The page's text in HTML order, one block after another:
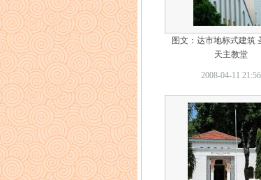
图文：达市地标式建筑
天主教堂
2008-04-11 21:56